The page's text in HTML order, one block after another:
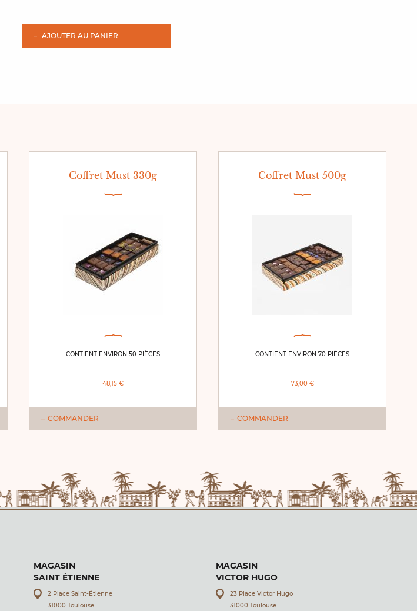
AJOUTER AU PANIER
Coffret Must 330g
CONTIENT ENVIRON 50 PIÈCES
48,15 €
COMMANDER
Coffret Must 500g
CONTIENT ENVIRON 70 PIÈCES
73,00 €
COMMANDER
MAGASIN
SAINT ÉTIENNE
2 Place Saint-Étienne
31000 Toulouse
MAGASIN
VICTOR HUGO
23 Place Victor Hugo
31000 Toulouse